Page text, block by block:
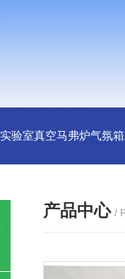
实验室真空马弗炉气氛
产品中心 /